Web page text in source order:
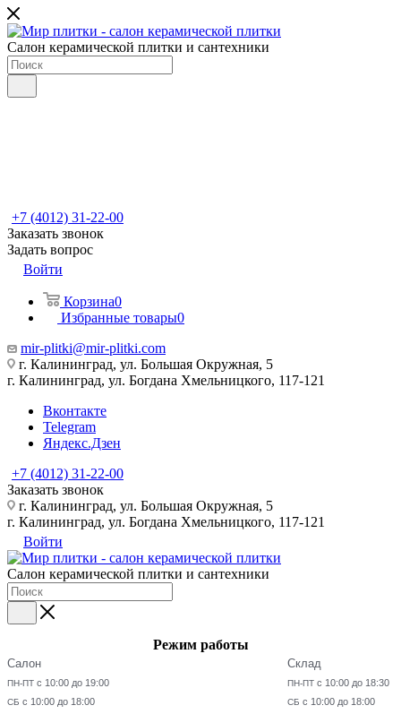
Салон керамической плитки и сантехники
+7 (4012) 31-22-00
Заказать звонок
Задать вопрос
Войти
Корзина0
Избранные товары0
mir-plitki@mir-plitki.com
г. Калининград, ул. Большая Окружная, 5
г. Калининград, ул. Богдана Хмельницкого, 117-121
Вконтакте
Telegram
Яндекс.Дзен
+7 (4012) 31-22-00
Заказать звонок
г. Калининград, ул. Большая Окружная, 5
г. Калининград, ул. Богдана Хмельницкого, 117-121
Войти
Салон керамической плитки и сантехники
Режим работы
Салон
ПН-ПТ с 10:00 до 19:00
СБ с 10:00 до 18:00
Склад
ПН-ПТ с 10:00 до 18:30
СБ с 10:00 до 18:00